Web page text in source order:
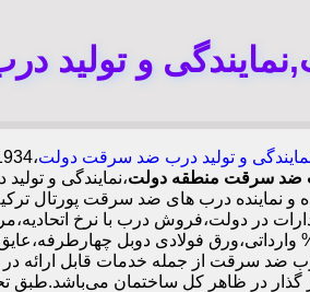
و تولید
و تولید درب ضد سرقت دولت
ضد سرقت منطقه دولت،نمایندگی و
و نماینده درب های ضد سرقت پورتال
دولت،فروش درب با نرخ
درب ضد سرقت از جمله خدمات قابل
در ظاهر کل ساختمان می‌باشد.طبق